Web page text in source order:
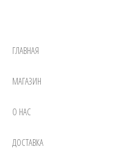
ГЛАВНАЯ
МАГАЗИН
О НАС
ДОСТАВКА